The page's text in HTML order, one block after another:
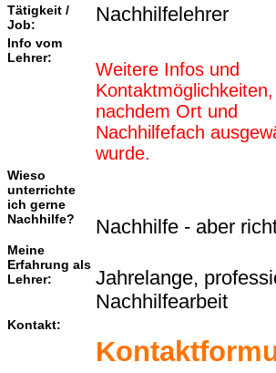
Tätigkeit /
Job:
Nachhilfelehrer
Info vom
Lehrer:
Weitere Infos und
Kontaktmöglichkeiten,
nachdem Ort und
Nachhilfefach
wurde.
Wieso
unterrichte
ich gerne
Nachhilfe?
Nachhilfe - aber
Meine
Erfahrung als
Lehrer:
Jahrelange,
Nachhilfearbeit
Kontakt: